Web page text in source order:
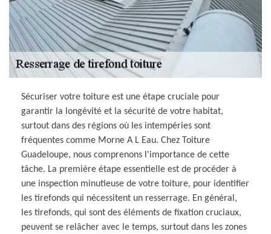
Sécuriser votre toiture est une étape cruciale pour
garantir la longévité et la sécurité de votre habitat,
surtout dans des régions où les intempéries sont
fréquentes comme Morne A L Eau. Chez Toiture
Guadeloupe, nous comprenons l'importance de cette
tâche. La première étape essentielle est de procéder à
une inspection minutieuse de votre toiture, pour identifier
les tirefonds qui nécessitent un resserrage. En général,
les tirefonds, qui sont des éléments de fixation cruciaux,
peuvent se relâcher avec le temps, surtout dans les zones